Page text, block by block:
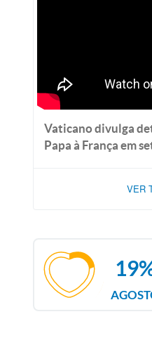
Vaticano divulga
Papa à França em
VER